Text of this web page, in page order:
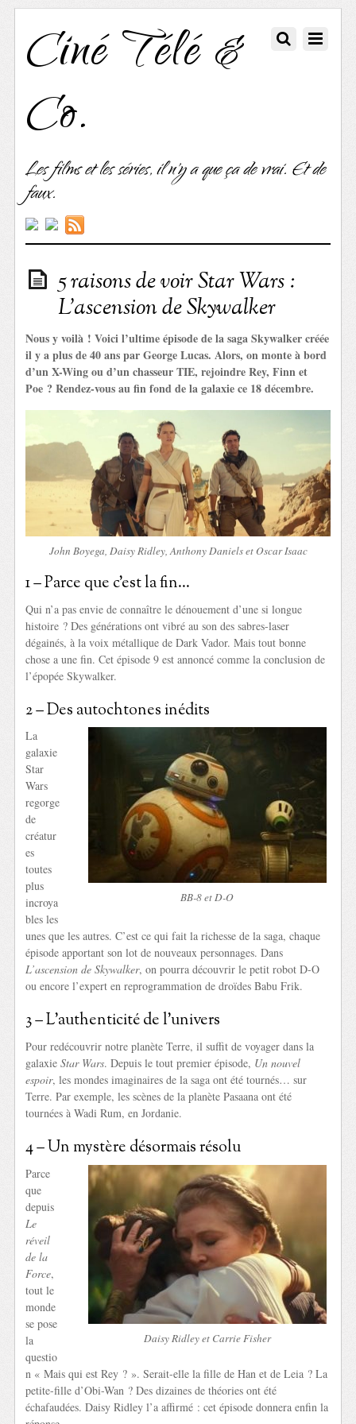
Ciné Télé &
Co.
Les films et les séries, il n'y a que ça de vrai. Et de
faux.
5 raisons de voir Star Wars :
L’ascension de Skywalker
Nous y voilà ! Voici l’ultime épisode de la saga Skywalker créée
il y a plus de 40 ans par George Lucas. Alors, on monte à bord
d’un X-Wing ou d’un chasseur TIE, rejoindre Rey, Finn et
Poe ? Rendez-vous au fin fond de la galaxie ce 18 décembre.
John Boyega, Daisy Ridley, Anthony Daniels et Oscar Isaac
1 – Parce que c’est la fin…
Qui n’a pas envie de connaître le dénouement d’une si longue
histoire ? Des générations ont vibré au son des sabres-laser
dégainés, à la voix métallique de Dark Vador. Mais tout bonne
chose a une fin. Cet épisode 9 est annoncé comme la conclusion de
l’épopée Skywalker.
2 – Des autochtones inédits
BB-8 et D-O
La
galaxie
Star
Wars
regorge
de
créatur
es
toutes
plus
incroya
bles les
unes que les autres. C’est ce qui fait la richesse de la saga, chaque
épisode apportant son lot de nouveaux personnages. Dans
L’ascension de Skywalker, on pourra découvrir le petit robot D-O
ou encore l’expert en reprogrammation de droïdes Babu Frik.
3 – L’authenticité de l’univers
Pour redécouvrir notre planète Terre, il suffit de voyager dans la
galaxieStar Wars. Depuis le tout premier épisode, Un nouvel
espoir, les mondes imaginaires de la saga ont été tournés… sur
Terre. Par exemple, les scènes de la planète Pasaana ont été
tournées à Wadi Rum, en Jordanie.
4 – Un mystère désormais résolu
Daisy Ridley et Carrie Fisher
Parce
que
depuis
Le
réveil
de la
Force,
tout le
monde
se pose
la
questio
n « Mais qui est Rey ? ». Serait-elle la fille de Han et de Leia ? La
petite-fille d’Obi-Wan ? Des dizaines de théories ont été
échafaudées. Daisy Ridley l’a affirmé : cet épisode donnera enfin la